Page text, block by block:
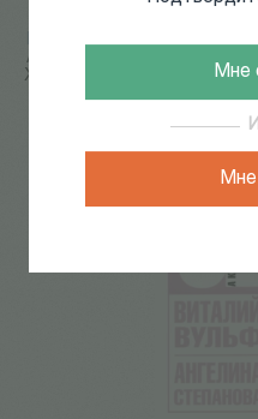
Мне
Главная / КАТАЛОГ КНИГ /
Ангелина Иосифовна
Художественного театра